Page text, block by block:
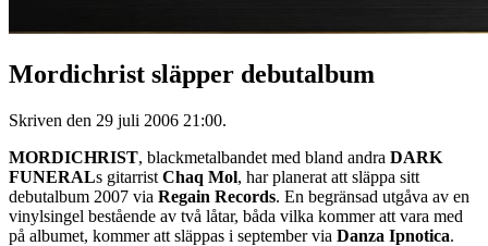
Mordichrist släpper debutalbum
Skriven den 29 juli 2006 21:00.
MORDICHRIST, blackmetalbandet med bland andra DARK
FUNERALs gitarrist Chaq Mol, har planerat att släppa sitt
debutalbum 2007 via Regain Records. En begränsad utgåva av en
vinylsingel bestående av två låtar, båda vilka kommer att vara med
på albumet, kommer att släppas i september via Danza Ipnotica.